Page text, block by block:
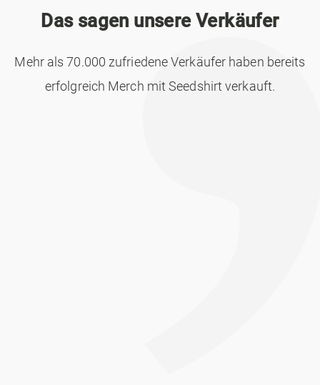
Das sagen unsere Verkäufer
Mehr als 70.000 zufriedene Verkäufer haben bereits
erfolgreich Merch mit Seedshirt verkauft.